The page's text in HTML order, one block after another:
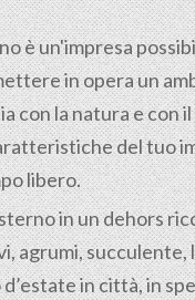
è un'impresa
in opera un
con la natura e con
del tuo
libero.
in un dehors
agrumi,
in città, in